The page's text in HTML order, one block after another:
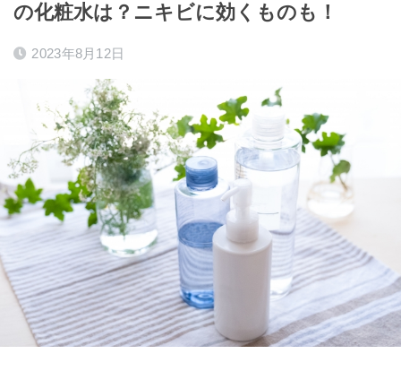
の化粧水は？ニキビに効くものも！
2023年8月12日